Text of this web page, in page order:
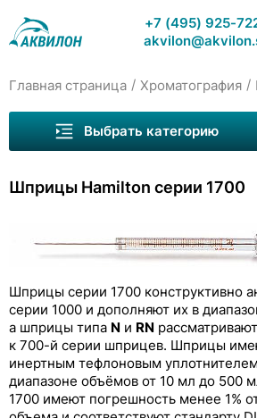
+7 (495) 925-
Главная страница / Хроматография /
Шприцы Hamilton серии 1700
Шприцы серии 1700 конструктивно
серии 1000 и дополняют их в
а шприцы типа N и RN
к 700-й серии шприцев. Шприцы
инертным тефлоновым
диапазоне объёмов от 10 мл до 500
1700 имеют погрешность менее 1%
Выбрать категорию
Расшифровка обозначений
Шприцы Hamilton серии 1000
Шприцы Hamilton серии 1700